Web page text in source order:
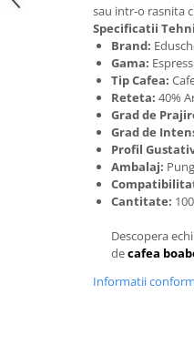
sau intr-o rasnita
Specificatii
Brand:
Gama:
Tip Cafea:
Reteta: 40%
Grad de
Grad de
Profil
Ambalaj:
Cantitate:
Descopera
decafea
Informatii